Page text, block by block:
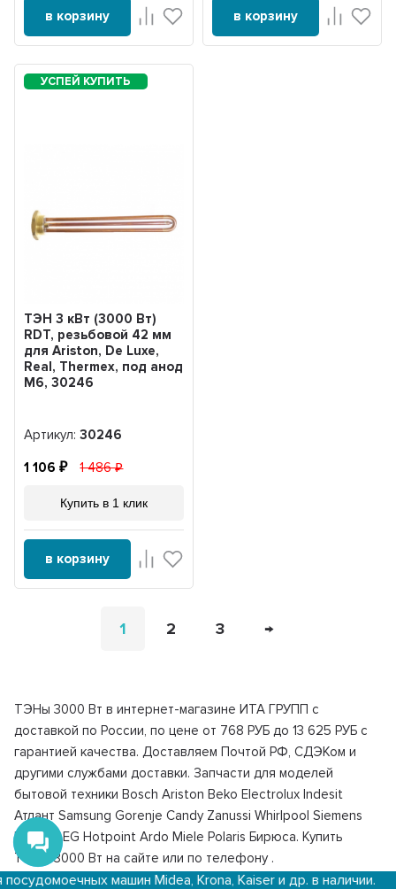
в корзину в корзину
ТЭН 3 кВт (3000 Вт)
RDT, резьбовой 42 мм
для Ariston, De Luxe,
Real, Thermex, под анод
М6, 30246
Артикул:30246
1 106 1 486
Купить в 1 клик
в корзину
1 2 3 →
ТЭНы 3000 Вт в интернет-магазине ИТА ГРУПП с
доставкой по России, по цене от 768 РУБ до 13 625 РУБ с
гарантией качества. Доставляем Почтой РФ, СДЭКом и
другими службами доставки. Запчасти для моделей
бытовой техники Bosch Ariston Beko Electrolux Indesit
Атлант Samsung Gorenje Candy Zanussi Whirlpool Siemens
Hansa AEG Hotpoint Ardo Miele Polaris Бирюса. Купить
ТЭНы 3000 Вт на сайте или по телефону .
машин Midea, Krona, Kaiser и др. в наличии.